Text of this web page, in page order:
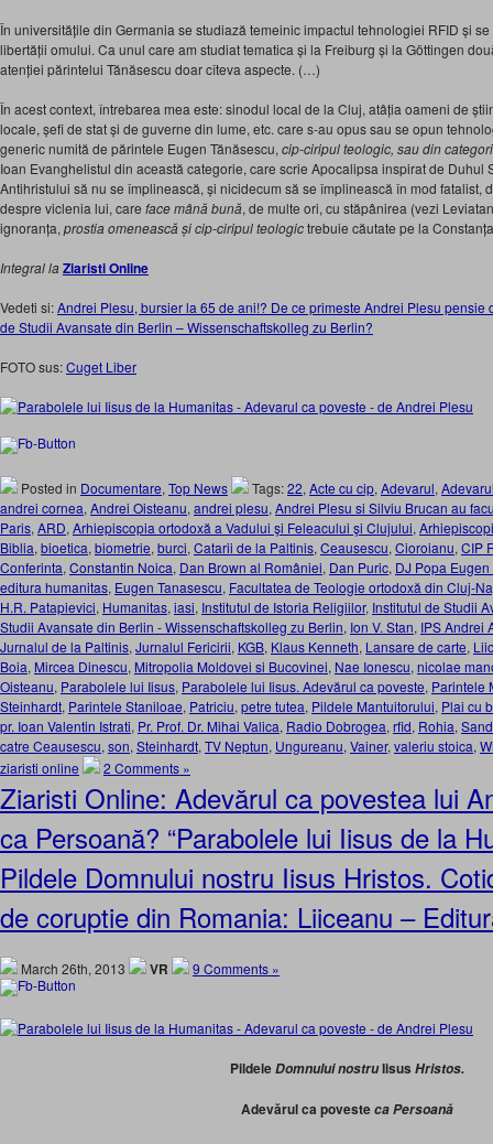
În universitățile din Germania se studiază temeinic impactul tehnologiei RFID și
libertății omului. Ca unul care am studiat tematica și la Freiburg și la Göttingen
atenției părintelui Tănăsescu doar cîteva aspecte. (…)
În acest context, întrebarea mea este: sinodul local de la Cluj, atâția oameni de
locale, șefi de stat și de guverne din lume, etc. care s-au opus sau se opun
generic numită de părintele Eugen Tănăsescu, cip-ciripul teologic, sau din
Ioan Evanghelistul din această categorie, care scrie Apocalipsa inspirat de Duhul
Antihristului să nu se împlinească, și nicidecum să se împlinească în mod fatalist,
despre viclenia lui, care face mână bună, de multe ori, cu stăpânirea (vezi
ignoranța, prostia omenească și cip-ciripul teologictrebuie căutate pe la
Integral laZiaristi Online
Vedeti si:Andrei Plesu, bursier la 65 de ani!? De ce primeste Andrei Plesu pensie
de Studii Avansate din Berlin – Wissenschaftskolleg zu Berlin?
FOTO sus:Cuget Liber
Posted in Documentare, Top News Tags:22, Acte cu cip, Adevarul,
andrei cornea, Andrei Oisteanu, andrei plesu, Andrei Plesu si Silviu Brucan au
Paris, ARD, Arhiepiscopia ortodoxă a Vadului şi Feleacului şi Clujului,
Biblia, bioetica, biometrie, burci, Catarii de la Paltinis, Ceausescu, Cioroianu, CIP
Conferinta, Constantin Noica, Dan Brown al României, Dan Puric, DJ Popa
editura humanitas, Eugen Tanasescu, Facultatea de Teologie ortodoxă din Cluj-
H.R. Patapievici, Humanitas, iasi, Institutul de Istoria Religiilor, Institutul de Studii
Studii Avansate din Berlin - Wissenschaftskolleg zu Berlin, Ion V. Stan, IPS Andrei
Jurnalul de la Paltinis, Jurnalul Fericirii, KGB, Klaus Kenneth, Lansare de carte,
Boia, Mircea Dinescu, Mitropolia Moldovei si Bucovinei, Nae Ionescu, nicolae
Oisteanu, Parabolele lui Iisus, Parabolele lui Iisus. Adevărul ca poveste, Parintele
Steinhardt, Parintele Staniloae, Patriciu, petre tutea, Pildele Mantuitorului, Plai cu
pr. Ioan Valentin Istrati, Pr. Prof. Dr. Mihai Valica, Radio Dobrogea, rfid, Rohia,
catre Ceausescu, son, Steinhardt, TV Neptun, Ungureanu, Vainer, valeriu stoica,
ziaristi online
2 Comments »
Ziaristi Online: Adevărul ca povestea lui
ca Persoană? “Parabolele lui Iisus de la
Pildele Domnului nostru Iisus Hristos.
de coruptie din Romania: Liiceanu –
March 26th, 2013 VR 9 Comments »
PildeleDomnului nostruIisus Hristos.
Adevărul ca povesteca Persoană